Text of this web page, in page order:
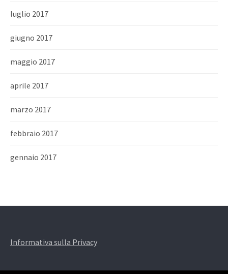
luglio 2017
giugno 2017
maggio 2017
aprile 2017
marzo 2017
febbraio 2017
gennaio 2017
Informativa sulla Privacy